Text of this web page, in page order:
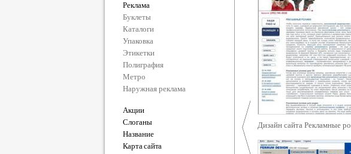
Реклама
Буклеты
Каталоги
Упаковка
Этикетки
Полиграфия
Метро
Наружная реклама
Акции
Слоганы
Название
Карта сайта
Дизайн сайта Рекламные